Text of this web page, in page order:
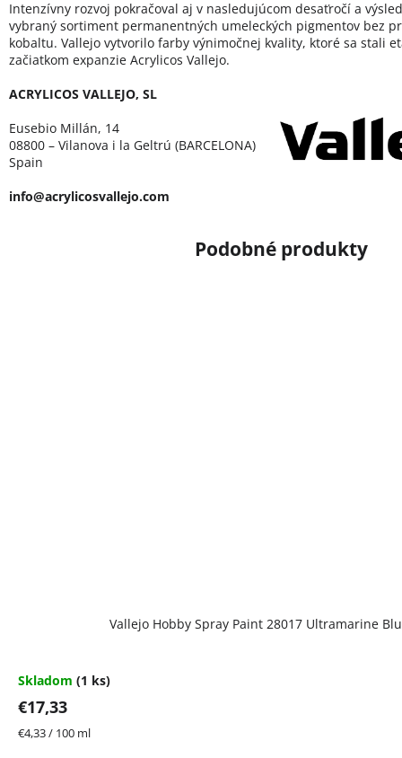
Vallejo Hobby Spray Paint 28017 Ultramarine
Skladom (1 ks)
€17,33
Jednotková
€4,33 / 100 ml
Intenzívny rozvoj pokračoval aj v nasledujúcom desaťročí a
vybraný sortiment permanentných umeleckých pigmentov bez
kobaltu. Vallejo vytvorilo farby výnimočnej kvality, ktoré sa stali
začiatkom expanzie Acrylicos Vallejo.
ACRYLICOS VALLEJO, SL
Eusebio Millán, 14
08800 – Vilanova i la Geltrú (BARCELONA)
Spain
info@acrylicosvallejo.com